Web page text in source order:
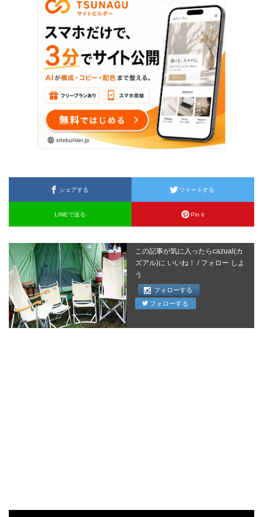
シェアする ツイートする
LINEで送る Pin it
この記事が気に入ったらcazual(カ
ズアル)に いいね！ / フォロー しよ
う
フォローする
フォローする